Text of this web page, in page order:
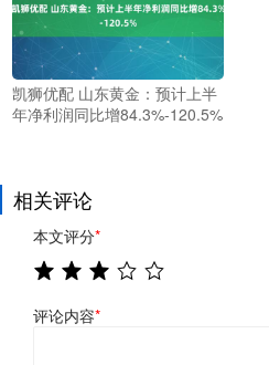
凯狮优配 山东黄金：预计上半
年净利润同比增84.3%-120.5%
相关评论
本文评分*
评论内容*